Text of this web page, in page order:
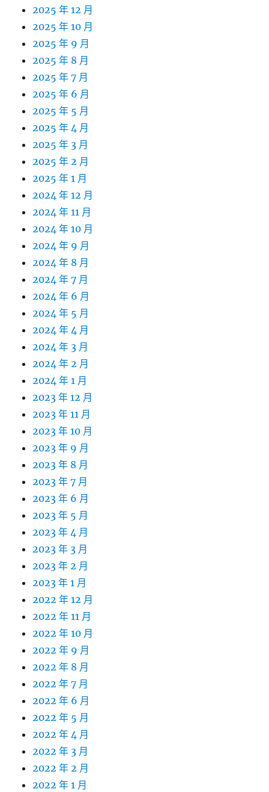
2025 年 12 月
2025 年 10 月
2025 年 9 月
2025 年 8 月
2025 年 7 月
2025 年 6 月
2025 年 5 月
2025 年 4 月
2025 年 3 月
2025 年 2 月
2025 年 1 月
2024 年 12 月
2024 年 11 月
2024 年 10 月
2024 年 9 月
2024 年 8 月
2024 年 7 月
2024 年 6 月
2024 年 5 月
2024 年 4 月
2024 年 3 月
2024 年 2 月
2024 年 1 月
2023 年 12 月
2023 年 11 月
2023 年 10 月
2023 年 9 月
2023 年 8 月
2023 年 7 月
2023 年 6 月
2023 年 5 月
2023 年 4 月
2023 年 3 月
2023 年 2 月
2023 年 1 月
2022 年 12 月
2022 年 11 月
2022 年 10 月
2022 年 9 月
2022 年 8 月
2022 年 7 月
2022 年 6 月
2022 年 5 月
2022 年 4 月
2022 年 3 月
2022 年 2 月
2022 年 1 月